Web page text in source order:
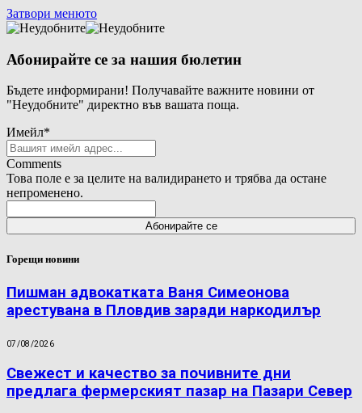
Затвори менюто
Абонирайте се за нашия бюлетин
Бъдете информирани! Получавайте важните новини от
"Неудобните" директно във вашата поща.
Имейл*
Comments
Това поле е за целите на валидирането и трябва да остане
непроменено.
Горещи новини
Пишман адвокатката Ваня Симеонова
арестувана в Пловдив заради наркодилър
07/08/2026
Свежест и качество за почивните дни
предлага фермерският пазар на Пазари Север